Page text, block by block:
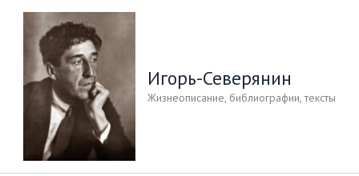
Перейти
содержимому
Игорь-Северянин
Жизнеописание, библиографии, тексты